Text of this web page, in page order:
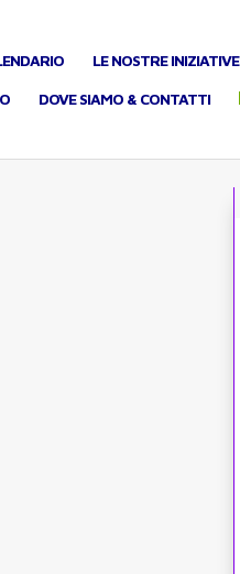
LE NOSTRE INIZIATIVE
DOVE SIAMO & CONTATTI